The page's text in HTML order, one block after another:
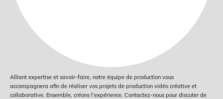
Alliant expertise et savoir-faire, notre équipe de production vous
accompagnera afin de réaliser vos projets de production vidéo créative et
collaborative. Ensemble, créons l’expérience. Contactez-nous pour discuter de